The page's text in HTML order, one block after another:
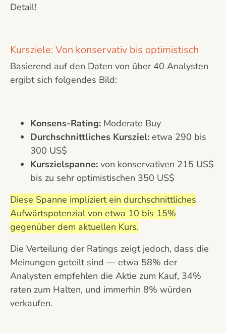
Detail!
Kursziele: Von konservativ bis optimistisch
Basierend auf den Daten von über 40 Analysten
ergibt sich folgendes Bild:
Konsens-Rating: Moderate Buy
Durchschnittliches Kursziel: etwa 290 bis
300 US$
Kurszielspanne: von konservativen 215 US$
bis zu sehr optimistischen 350 US$
Diese Spanne impliziert ein durchschnittliches
Aufwärtspotenzial von etwa 10 bis 15%
gegenüber dem aktuellen Kurs.
Die Verteilung der Ratings zeigt jedoch, dass die
Meinungen geteilt sind — etwa 58% der
Analysten empfehlen die Aktie zum Kauf, 34%
raten zum Halten, und immerhin 8% würden
verkaufen.